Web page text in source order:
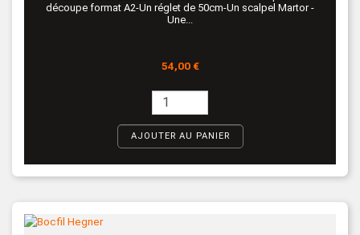
découpe format A2-Un réglet de 50cm-Un scalpel Martor -
Une...
Prix
54,00 €
AJOUTER AU PANIER